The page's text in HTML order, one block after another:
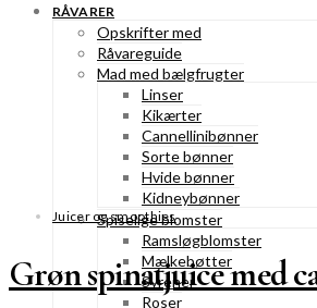
RÅVARER
Opskrifter med
Råvareguide
Mad med bælgfrugter
Linser
Kikærter
Cannellinibønner
Sorte bønner
Hvide bønner
Kidneybønner
Spiselige blomster
Ramsløgblomster
Mælkebøtter
Syrener
Roser
Juicer og smoothies
Grøn spinatjuice med